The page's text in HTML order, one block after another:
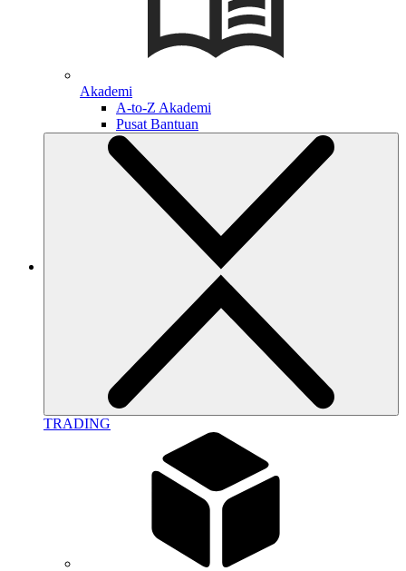
Akademi
A-to-Z Akademi
Pusat Bantuan
TRADING